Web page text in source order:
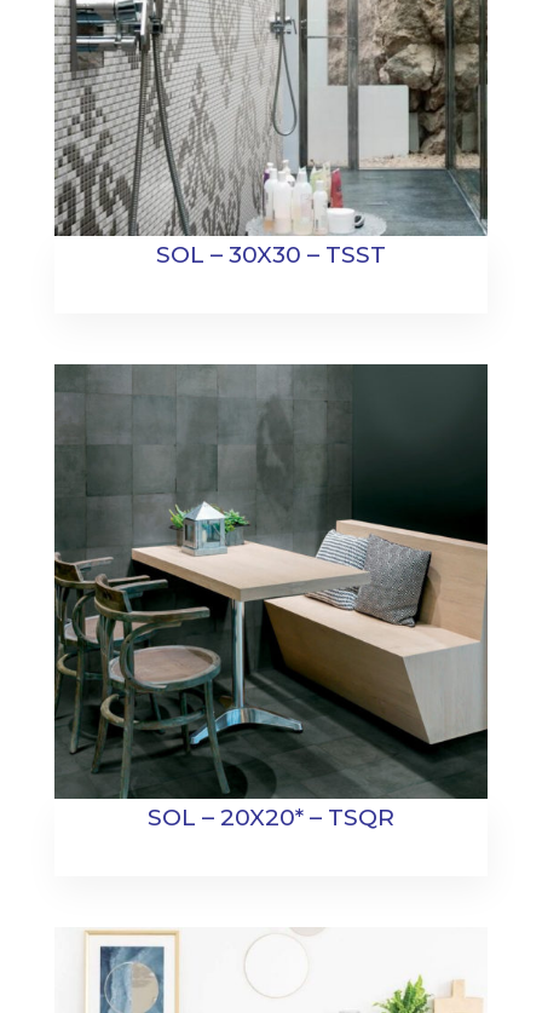
SOL – 30X30 – TSST
SOL – 20X20* – TSQR